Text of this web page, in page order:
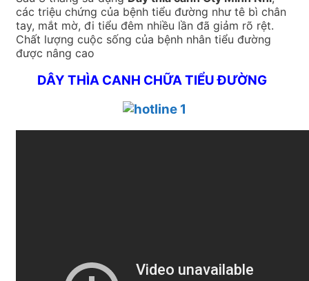
các triệu chứng của bệnh tiểu đường như tê bì chân
tay, mắt mờ, đi tiểu đêm nhiều lần đã giảm rõ rệt.
Chất lượng cuộc sống của bệnh nhân tiểu đường
được nâng cao
DÂY THÌA CANH CHỮA TIỂU ĐƯỜNG